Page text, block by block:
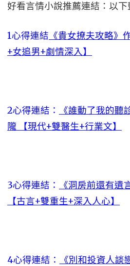
好看言情小說推薦連結：以下
1心得連結 《貴女撩夫攻略》
+女追男+劇情深入】
2心得連結：
《誰動了我的聽
隴 【現代+雙醫生+行業文】
3心得連結：
《洞房前還有遺
【古言+雙重生+深入人心】
4心得連結：
《別和投資人談